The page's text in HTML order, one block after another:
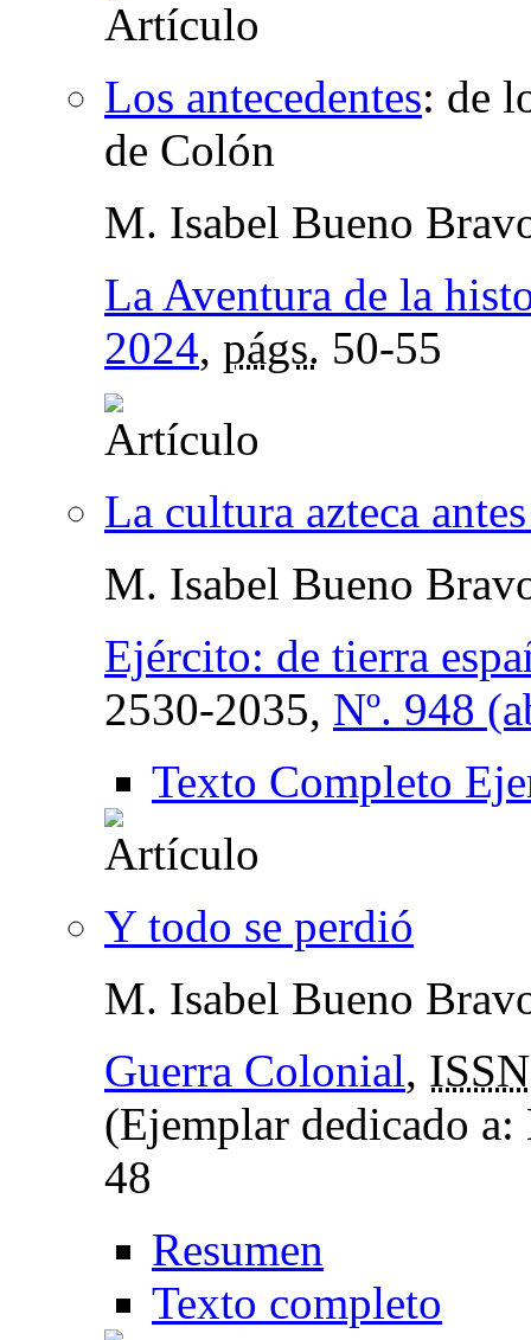
Los antecedentes: de
de Colón
M. Isabel Bueno
La Aventura de la
2024, págs. 50-55
La cultura azteca
M. Isabel Bueno
Ejército: de tierra
2530-2035, Nº. 948
Texto Completo
Y todo se perdió
M. Isabel Bueno
Guerra Colonial,
(Ejemplar dedicado
48
Resumen
Texto completo